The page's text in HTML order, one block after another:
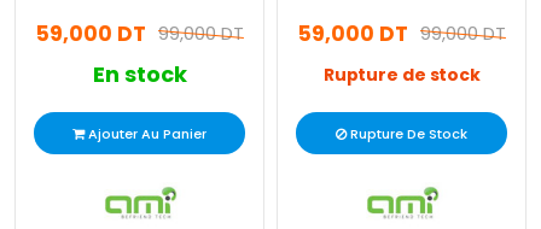
99,000 DT
59,000 DT
En stock
Ajouter Au Panier
99,000 DT
59,000 DT
Rupture de stock
Rupture De Stock